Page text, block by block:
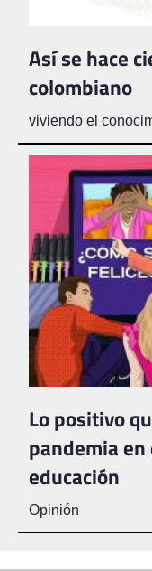
Así se hace
colombiano
viviendo el
Lo positivo
pandemia
educación
Opinión